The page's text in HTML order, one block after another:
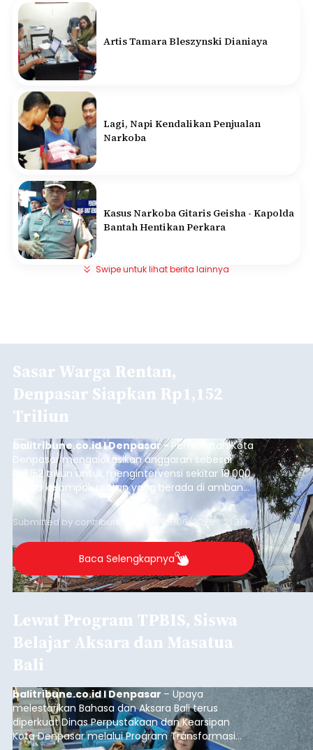
Artis Tamara Bleszynski Dianiaya
Lagi, Napi Kendalikan Penjualan
Narkoba
Kasus Narkoba Gitaris Geisha - Kapolda
Bantah Hentikan Perkara
Swipe untuk lihat berita lainnya
Sasar Warga Rentan,
Denpasar Siapkan Rp1,152
Triliun
balitribune.co.id I Denpasar - Pemerintah Kota
Denpasar mengalokasikan anggaran sebesar
Rp1,152 triliun untuk mengintervensi sekitar 18.000
warga kelompok rentan yang berada di ambang
garis kemiskinan. Langkah strategis ini diambil
guna menjaga masyarakat yang berada pada
kelompok desil 5 dan 6 tersebut agar tidak
merosot ke kategori miskin.
Submitted by contributor Thu, 08/06/2026 - 21:31
Baca Selengkapnya
Lewat Program TPBIS, Siswa
Belajar Aksara dan Masatua
Bali
balitribune.co.id I Denpasar – Upaya
melestarikan Bahasa dan Aksara Bali terus
diperkuat Dinas Perpustakaan dan Kearsipan
Kota Denpasar melalui Program Transformasi